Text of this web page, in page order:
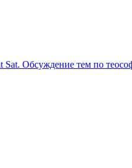
Обсуждение тем по